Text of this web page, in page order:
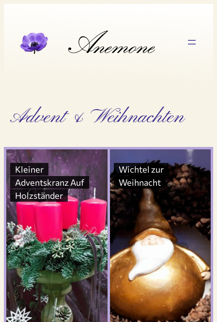
springen
Advent & Weihnachten
Kleiner
Adventskranz Auf
Holzständer
Wichtel zur
Weihnacht